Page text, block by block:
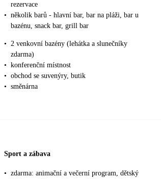
rezervace
• několik barů - hlavní bar, bar na pláži, bar u
bazénu, snack bar, grill bar
• 2 venkovní bazény (lehátka a slunečníky
zdarma)
• konferenční místnost
• obchod se suvenýry, butik
• směnárna
Sport a zábava
• zdarma: animační a večerní program, dětský